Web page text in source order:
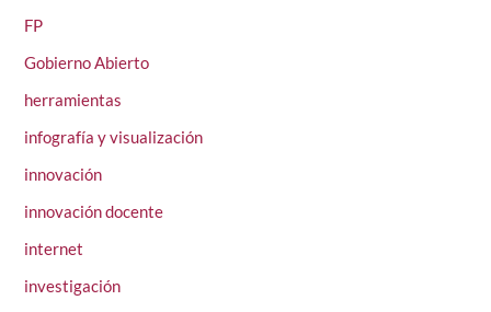
FP
Gobierno Abierto
herramientas
infografía y visualización
innovación
innovación docente
internet
investigación